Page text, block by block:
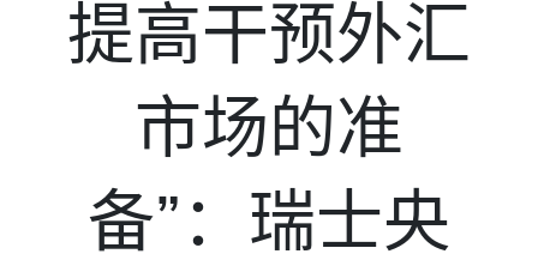
提高干预外汇
市场的准
备”：瑞士央